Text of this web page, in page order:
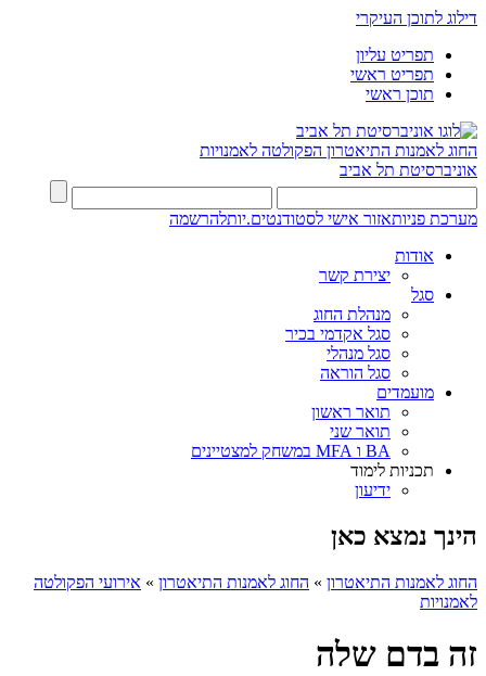
דילוג לתוכן העיקרי
תפריט עליון
תפריט ראשי
תוכן ראשי
החוג לאמנות התיאטרון הפקולטה לאמנויות
אוניברסיטת תל אביב
מערכת פניותאזור אישי לסטודנטים.יותלהרשמה
אודות
יצירת קשר
סגל
מנהלת החוג
סגל אקדמי בכיר
סגל מנהלי
סגל הוראה
מועמדים
תואר ראשון
תואר שני
BA ו MFA במשחק למצטיינים
תכניות לימוד
ידיעון
הינך נמצא כאן
החוג לאמנות התיאטרון » החוג לאמנות התיאטרון » אירועי הפקולטה
לאמנויות
זה בדם שלה